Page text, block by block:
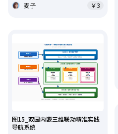
麦子
￥3
图15_双园内嵌三维联动精准实践
导航系统